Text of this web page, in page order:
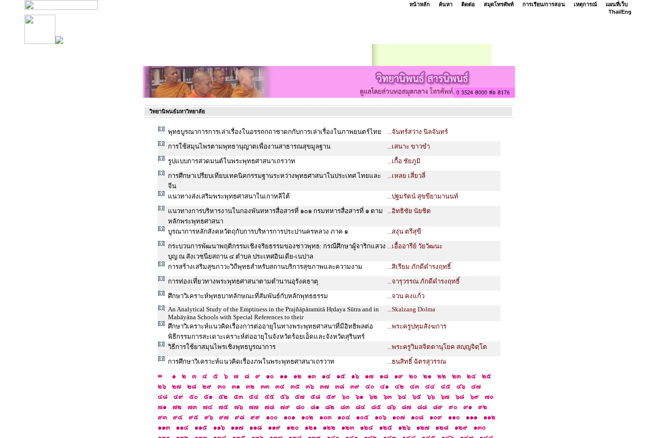
หน้าหลัก ค้นหา ติดต่อ สมุดโทรศัพท์ การเรียน/การสอน เหตุการณ์
แผนที่เว็บ
Thai/Eng
วิทยานิพนธ์มหาวิทยาลัย
พุทธบูรณาการการเล่าเรื่องในอรรถกถาชาดกกับการเล่าเรื่องในภาพยนตร์ไทย
...จันทร์สว่าง นิลจันทร์
การใช้สมุนไพรตามพุทธานุญาตเพื่องานสาธารณสุขมูลฐาน
...เสนาะ ขาวขำ
รูปแบบการสวดมนต์ในพระพุทธศาสนาเถรวาท
...เกื้อ ชัยภูมิ
การศึกษาเปรียบเทียบเทคนิคกรรมฐานระหว่างพุทธศาสนาในประเทศ ไทยและ
จีน
...เหลย เสี่ยวลี่
แนวทางส่งเสริมพระพุทธศาสนาในเกาหลีใต้
...ปฐมรัตน์ สุขขียามานนท์
แนวทางการบริหารงานในกองพันทหารสื่อสารที่ ๑๐๑ กรมทหารสื่อสารที่ ๑ ตาม
หลักพระพุทธศาสนา
...อิทธิชัย นัยชิต
บูรณาการหลักสังคหวัตถุกับการบริหารการประปานครหลวง ภาค ๑
...สงุ่น ตรีสุขี
กระบวนการพัฒนาพฤติกรรมเชิงจริยธรรมของชาวพุทธ: กรณีศึกษาผู้จาริกแสวง
บุญ ณ สังเวชนียสถาน ๔ ตำบล ประเทศอินเดีย-เนปาล
...เอื้ออารีย์ วัยวัฒนะ
การสร้างเสริมสุขภาวะวิถีพุทธสำหรับสถานบริการสุขภาพและความงาม
...สิเรียม ภักดีดำรงฤทธิ์
การท่องเที่ยวทางพระพุทธศาสนาตามตำนานอุรังคธาตุ
...จารุวรรณ ภักดีดำรงฤทธิ์
ศึกษาวิเคราะห์พุทธบาทลักษณะที่สัมพันธ์กับหลักพุทธธรรม
...จวน คงแก้ว
An Analytical Study of the Emptiness in the Prajñāpāramitā Hṛdaya Sūtra and in
Mahāyāna Schools with Special References to their
...Skalzang Dolma
ศึกษาวิเคราะห์แนวคิดเรื่องการต่ออายุในทางพระพุทธศาสนาที่มีอิทธิพลต่อ
พิธีกรรมการสะเดาะเคราะห์ต่ออายุในจังหวัดร้อยเอ็ดและจังหวัดสุรินทร์
...พระครูปทุมสังฆการ
วิธีการใช้ยาสมุนไพรเชิงพุทธบูรณาการ
...พระครูวิมลจิตตานุโยค สญฺญจิตฺโต
การศึกษาวิเคราะห์แนวคิดเรื่องภพในพระพุทธศาสนาเถรวาท
...ธนสิทธิ์ ฉัตรสุวรรณ
๑
๒ ๓ ๔ ๕ ๖ ๗ ๘ ๙ ๑๐ ๑๑ ๑๒ ๑๓ ๑๔ ๑๕ ๑๖ ๑๗ ๑๘ ๑๙ ๒๐ ๒๑ ๒๒ ๒๓ ๒๔
๒๕
๒๖
๒๗ ๒๘ ๒๙ ๓๐ ๓๑ ๓๒ ๓๓ ๓๔ ๓๕ ๓๖ ๓๗ ๓๘ ๓๙ ๔๐ ๔๑ ๔๒ ๔๓ ๔๔ ๔๕ ๔๖
๔๗
๔๘
๔๙ ๕๐ ๕๑ ๕๒ ๕๓ ๕๔ ๕๕ ๕๖ ๕๗ ๕๘ ๕๙ ๖๐ ๖๑ ๖๒ ๖๓ ๖๔ ๖๕ ๖๖ ๖๗ ๖๘ ๖๙
๗๐
๗๑
๗๒ ๗๓ ๗๔ ๗๕ ๗๖ ๗๗ ๗๘ ๗๙ ๘๐ ๘๑ ๘๒ ๘๓ ๘๔ ๘๕ ๘๖ ๘๗ ๘๘ ๘๙ ๙๐ ๙๑
๙๒
๙๓
๙๔ ๙๕ ๙๖ ๙๗ ๙๘ ๙๙ ๑๐๐ ๑๐๑ ๑๐๒ ๑๐๓ ๑๐๔ ๑๐๕ ๑๐๖ ๑๐๗ ๑๐๘ ๑๐๙ ๑๑๐ ๑๑๑
๑๑๒
๑๑๓
๑๑๔ ๑๑๕ ๑๑๖ ๑๑๗ ๑๑๘ ๑๑๙ ๑๒๐ ๑๒๑ ๑๒๒ ๑๒๓ ๑๒๔ ๑๒๕ ๑๒๖ ๑๒๗ ๑๒๘ ๑๒๙
๑๓๐